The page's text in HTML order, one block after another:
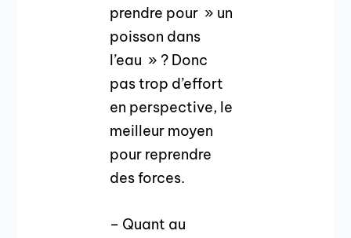
prendre pour » un
poisson dans
l’eau » ? Donc
pas trop d’effort
en perspective, le
meilleur moyen
pour reprendre
des forces.
– Quant au